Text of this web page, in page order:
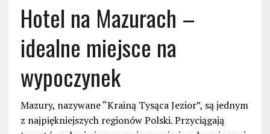
Hotel na Mazurach –
idealne miejsce na
wypoczynek
Mazury, nazywane “Krainą Tysąca Jezior”, są jednym
z najpiękniejszych regionów Polski. Przyciągają